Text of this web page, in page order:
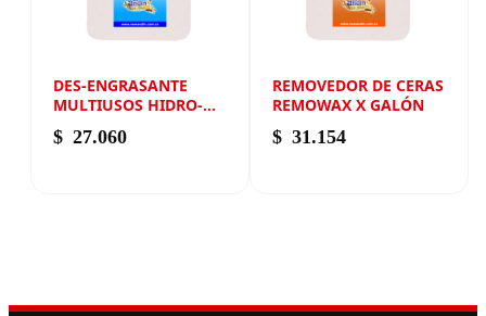
DES-ENGRASANTE
MULTIUSOS HIDRO-
SOLVENTE X GALÓN
$ 27.060
REMOVEDOR DE CERAS
REMOWAX X GALÓN
$ 31.154